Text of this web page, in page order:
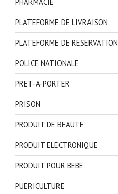
PLATEFORME DE LIVRAISON
PLATEFORME DE RESERVATION
POLICE NATIONALE
PRET-A-PORTER
PRISON
PRODUIT DE BEAUTE
PRODUIT ELECTRONIQUE
PRODUIT POUR BEBE
PUERICULTURE